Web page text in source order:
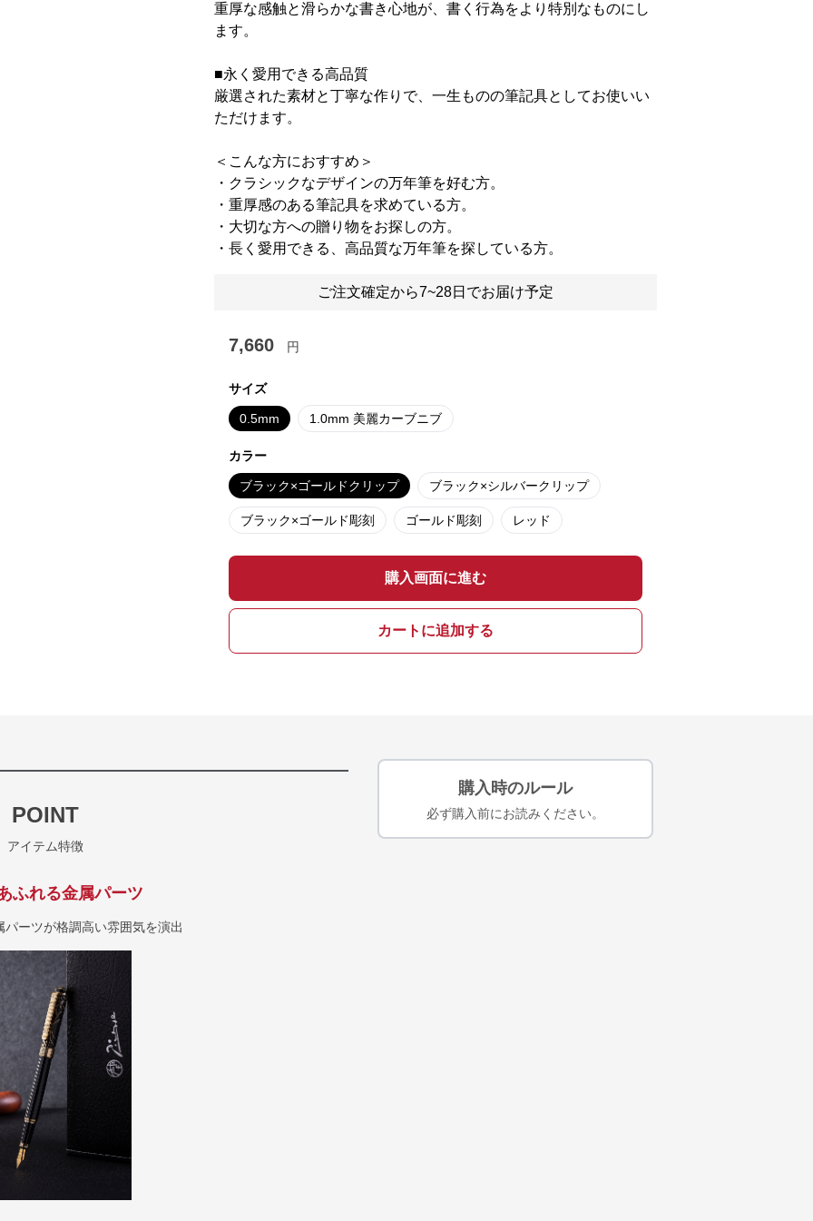
重厚な感触と滑らかな書き心地が、書く行為をより特別なものにし
ます。
■永く愛用できる高品質
厳選された素材と丁寧な作りで、一生ものの筆記具としてお使いい
ただけます。
＜こんな方におすすめ＞
・クラシックなデザインの万年筆を好む方。
・重厚感のある筆記具を求めている方。
・大切な方への贈り物をお探しの方。
・長く愛用できる、高品質な万年筆を探している方。
ご注文確定から7~28日でお届け予定
7,660 円
サイズ
0.5mm 1.0mm 美麗カーブニブ
カラー
ブラック×ゴールドクリップ ブラック×シルバークリップ
ブラック×ゴールド彫刻 ゴールド彫刻 レッド
購入画面に進む
カートに追加する
POINT
アイテム特徴
ふれる金属パーツ
ーツが格調高い雰囲気を演出
購入時のルール
必ず購入前にお読みください。